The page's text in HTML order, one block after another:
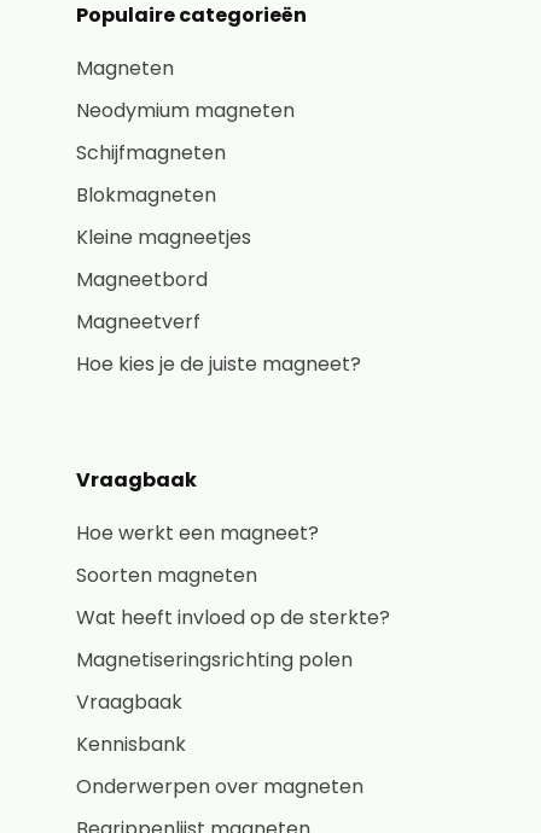
Populaire categorieën
Magneten
Neodymium magneten
Schijfmagneten
Blokmagneten
Kleine magneetjes
Magneetbord
Magneetverf
Hoe kies je de juiste magneet?
Vraagbaak
Hoe werkt een magneet?
Soorten magneten
Wat heeft invloed op de sterkte?
Magnetiseringsrichting polen
Vraagbaak
Kennisbank
Onderwerpen over magneten